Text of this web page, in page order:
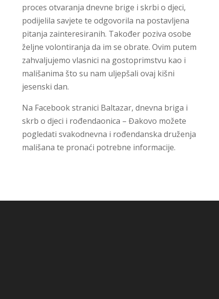
proces otvaranja dnevne brige i skrbi o djeci,
podijelila savjete te odgovorila na postavljena
pitanja zainteresiranih. Također poziva osobe
željne volontiranja da im se obrate. Ovim putem
zahvaljujemo vlasnici na gostoprimstvu kao i
mališanima što su nam uljepšali ovaj kišni
jesenski dan.
Na Facebook stranici Baltazar, dnevna briga i
skrb o djeci i rođendaonica – Đakovo možete
pogledati svakodnevna i rođendanska druženja
mališana te pronaći potrebne informacije.